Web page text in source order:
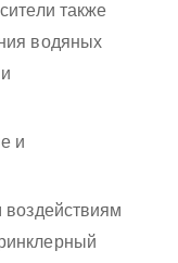
также
водяных
и
воздействиям